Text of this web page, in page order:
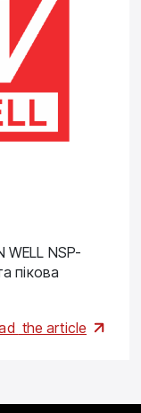
NSP-
пікова
the article